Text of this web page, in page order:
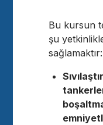
Bu kursun
şu
sağlamaktır: